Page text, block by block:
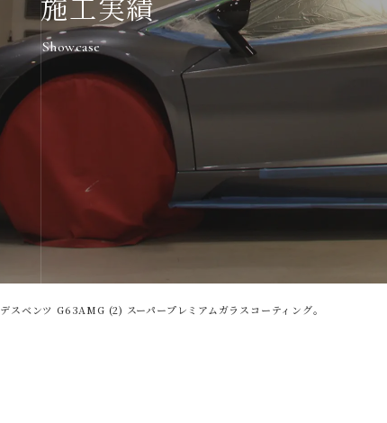
Showcase
デスベンツ G63AMG (2) スーパープレミアムガラスコーティング。